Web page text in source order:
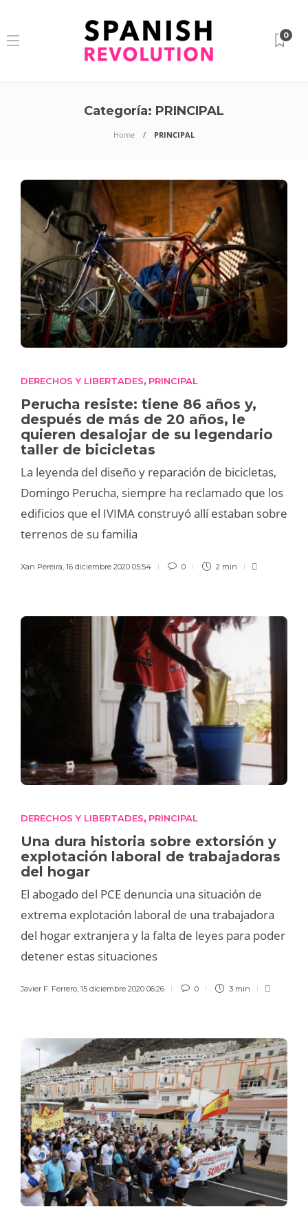
0
Categoría: PRINCIPAL
Home PRINCIPAL
DERECHOS Y LIBERTADES, PRINCIPAL
Perucha resiste: tiene 86 años y,
después de más de 20 años, le
quieren desalojar de su legendario
taller de bicicletas
La leyenda del diseño y reparación de bicicletas,
Domingo Perucha, siempre ha reclamado que los
edificios que el IVIMA construyó allí estaban sobre
terrenos de su familia
Xan Pereira, 16 diciembre 2020 05:54 0 2 min
DERECHOS Y LIBERTADES, PRINCIPAL
Una dura historia sobre extorsión y
explotación laboral de trabajadoras
del hogar
El abogado del PCE denuncia una situación de
extrema explotación laboral de una trabajadora
del hogar extranjera y la falta de leyes para poder
detener estas situaciones
Javier F. Ferrero, 15 diciembre 2020 06:26 0 3 min